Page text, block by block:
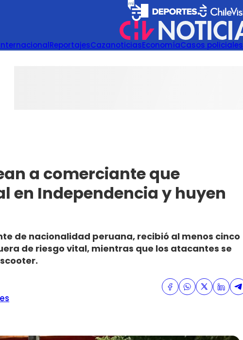
ReportajesCazanoticiasEconomíaCasos policiales
a comerciante que
en Independencia y huyen
de nacionalidad peruana, recibió al menos cinco
de riesgo vital, mientras que los atacantes se